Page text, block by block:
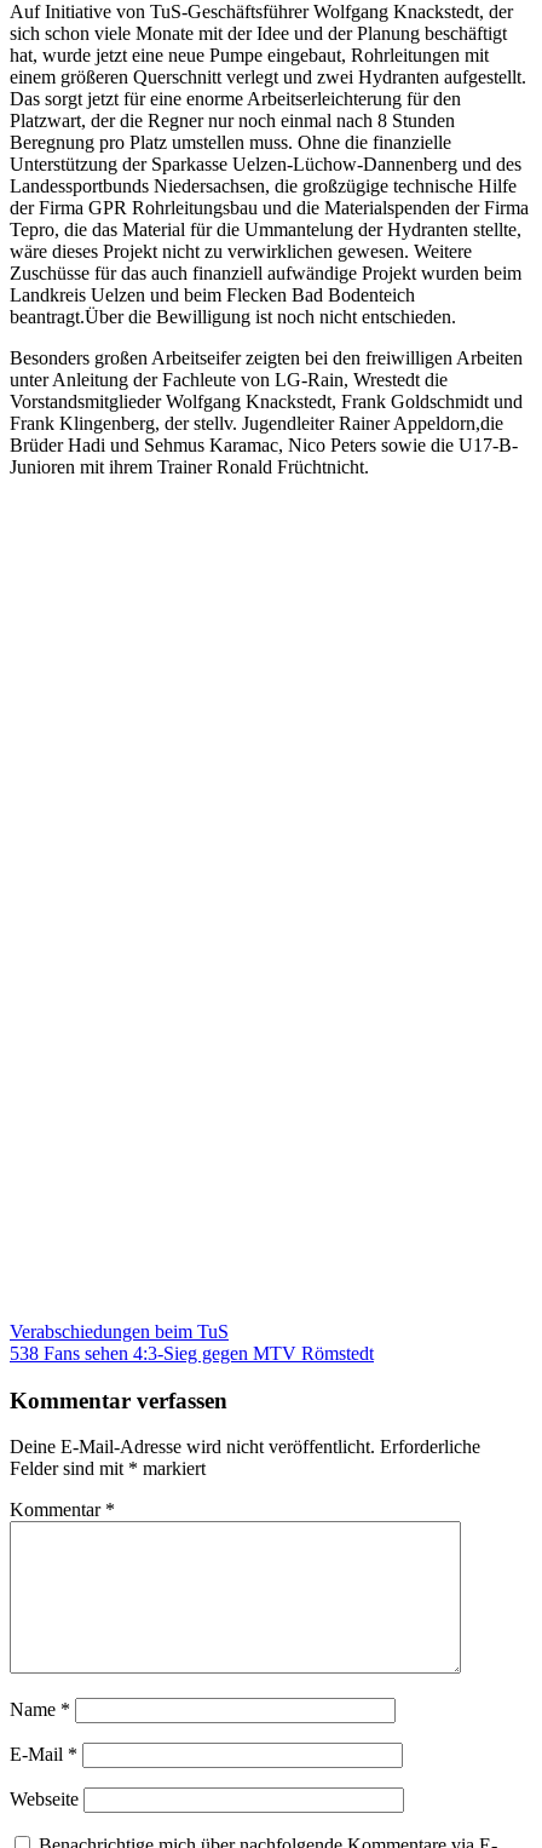
Auf Initiative von TuS-Geschäftsführer Wolfgang Knackstedt, der
sich schon viele Monate mit der Idee und der Planung beschäftigt
hat, wurde jetzt eine neue Pumpe eingebaut, Rohrleitungen mit
einem größeren Querschnitt verlegt und zwei Hydranten aufgestellt.
Das sorgt jetzt für eine enorme Arbeitserleichterung für den
Platzwart, der die Regner nur noch einmal nach 8 Stunden
Beregnung pro Platz umstellen muss. Ohne die finanzielle
Unterstützung der Sparkasse Uelzen-Lüchow-Dannenberg und des
Landessportbunds Niedersachsen, die großzügige technische Hilfe
der Firma GPR Rohrleitungsbau und die Materialspenden der Firma
Tepro, die das Material für die Ummantelung der Hydranten stellte,
wäre dieses Projekt nicht zu verwirklichen gewesen. Weitere
Zuschüsse für das auch finanziell aufwändige Projekt wurden beim
Landkreis Uelzen und beim Flecken Bad Bodenteich
beantragt.Über die Bewilligung ist noch nicht entschieden.
Besonders großen Arbeitseifer zeigten bei den freiwilligen Arbeiten
unter Anleitung der Fachleute von LG-Rain, Wrestedt die
Vorstandsmitglieder Wolfgang Knackstedt, Frank Goldschmidt und
Frank Klingenberg, der stellv. Jugendleiter Rainer Appeldorn,die
Brüder Hadi und Sehmus Karamac, Nico Peters sowie die U17-B-
Junioren mit ihrem Trainer Ronald Früchtnicht.
Beitragsnavigation
Verabschiedungen beim TuS
538 Fans sehen 4:3-Sieg gegen MTV Römstedt
Kommentar verfassen
Deine E-Mail-Adresse wird nicht veröffentlicht. Erforderliche
Felder sind mit * markiert
Kommentar *
Name *
E-Mail *
Webseite